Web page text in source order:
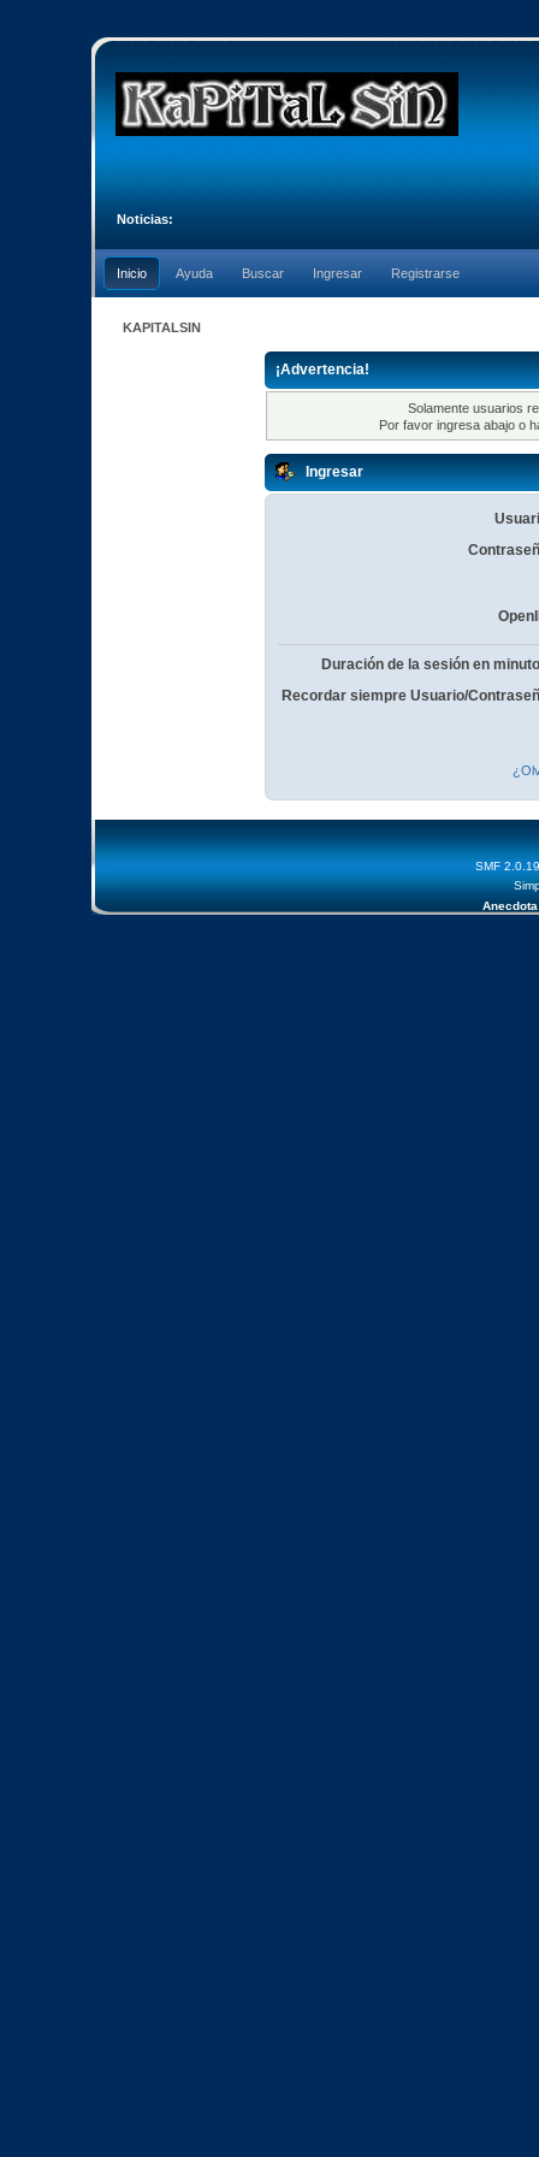
Noticias:
Inicio Ayuda Buscar Ingresar Registrarse
KAPITALSIN
¡Advertencia!
Solamente usuarios
Por favor ingresa abajo o
Ingresar
Duración de la sesión en
Recordar siempre Usuario/
SMF 2.0.19
Anecdota